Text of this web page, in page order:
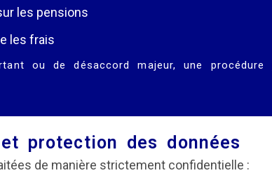
les pensions
les frais
ou de désaccord majeur, une procédure
protection des données
de manière strictement confidentielle :